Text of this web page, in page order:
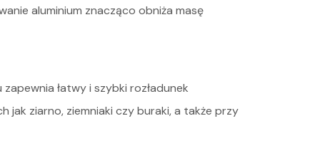
aluminium znacząco obniża masę
łatwy i szybki rozładunek
jak ziarno, ziemniaki czy buraki, a także przy